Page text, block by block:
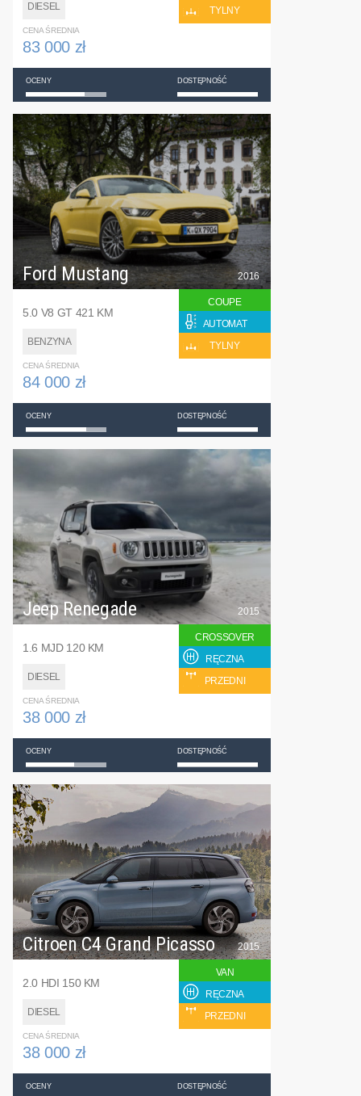
DIESEL
TYLNY
CENA ŚREDNIA
83 000 zł
OCENY DOSTĘPNOŚĆ
Ford Mustang
5.0 V8 GT 421 KM
BENZYNA
2016
COUPE
AUTOMAT
TYLNY
CENA ŚREDNIA
84 000 zł
OCENY DOSTĘPNOŚĆ
Jeep Renegade
1.6 MJD 120 KM
DIESEL
2015
CROSSOVER
RĘCZNA
PRZEDNI
CENA ŚREDNIA
38 000 zł
OCENY DOSTĘPNOŚĆ
Citroen C4 Grand Picasso
2.0 HDI 150 KM
DIESEL
2015
VAN
RĘCZNA
PRZEDNI
CENA ŚREDNIA
38 000 zł
OCENY DOSTĘPNOŚĆ